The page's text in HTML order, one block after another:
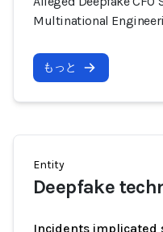
Multinational
もっと
Entity
Deepfake
Incidents implicated